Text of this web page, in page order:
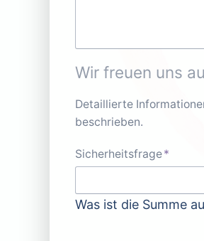
Wir freuen uns
Detaillierte
beschrieben.
Pflichtfeld
Sicherheitsfrage*
Was ist die Summe